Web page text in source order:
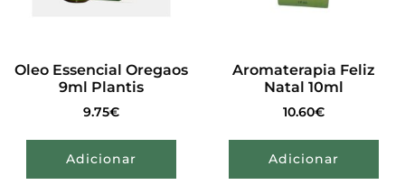
Oleo Essencial Oregaos
9ml Plantis
9.75€
Adicionar
Aromaterapia Feliz
Natal 10ml
10.60€
Adicionar